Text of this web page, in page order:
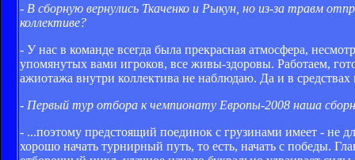
- В сборную вернулись Ткаченко и Рыкун, но из-за травм
коллективе?
- У нас в команде всегда была прекрасная атмосфера,
упомянутых вами игроков, все живы-здоровы. Работаем,
ажиотажа внутри коллектива не наблюдаю. Да и в
- Первый тур отбора к чемпионату Европы-2008 наша
- ...поэтому предстоящий поединок с грузинами имеет - не
хорошо начать турнирный путь, то есть, начать с победы.